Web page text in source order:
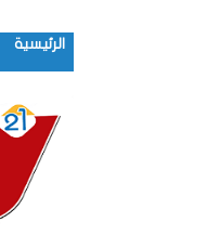
الرئيسية